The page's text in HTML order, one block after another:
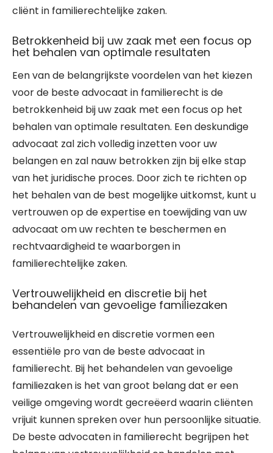
cliënt in familierechtelijke zaken.
Betrokkenheid bij uw zaak met een focus op
het behalen van optimale resultaten
Een van de belangrijkste voordelen van het kiezen
voor de beste advocaat in familierecht is de
betrokkenheid bij uw zaak met een focus op het
behalen van optimale resultaten. Een deskundige
advocaat zal zich volledig inzetten voor uw
belangen en zal nauw betrokken zijn bij elke stap
van het juridische proces. Door zich te richten op
het behalen van de best mogelijke uitkomst, kunt u
vertrouwen op de expertise en toewijding van uw
advocaat om uw rechten te beschermen en
rechtvaardigheid te waarborgen in
familierechtelijke zaken.
Vertrouwelijkheid en discretie bij het
behandelen van gevoelige familiezaken
Vertrouwelijkheid en discretie vormen een
essentiële pro van de beste advocaat in
familierecht. Bij het behandelen van gevoelige
familiezaken is het van groot belang dat er een
veilige omgeving wordt gecreëerd waarin cliënten
vrijuit kunnen spreken over hun persoonlijke situatie.
De beste advocaten in familierecht begrijpen het